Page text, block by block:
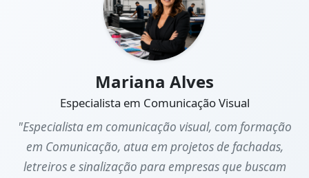
Mariana Alves
Especialista em Comunicação Visual
"Especialista em comunicação visual, com formação
em Comunicação, atua em projetos de fachadas,
letreiros e sinalização para empresas que buscam